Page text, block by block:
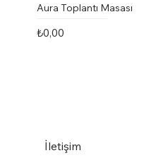
Aura Toplantı Masası
Fiyat
₺0,00
İletişim